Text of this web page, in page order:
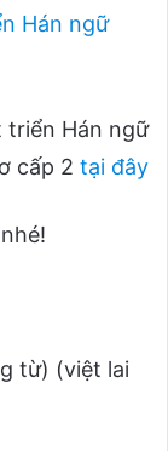
Hán ngữ
triển Hán ngữ
cấp 2 tại đây
từ) (việt lai